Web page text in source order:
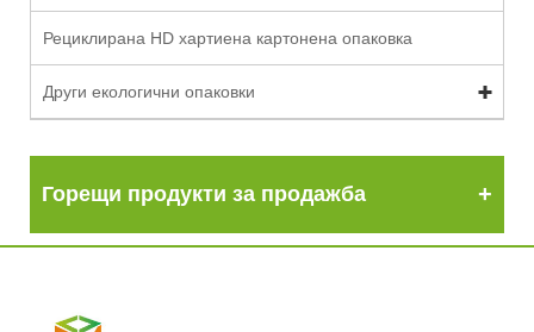
Рециклирана HD хартиена картонена опаковка
Други екологични опаковки
Горещи продукти за продажба